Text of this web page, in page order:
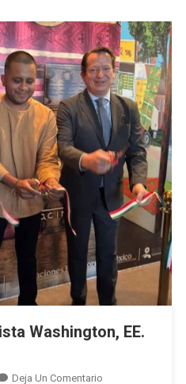
Washington, EE.
Deja Un ComentarioEn